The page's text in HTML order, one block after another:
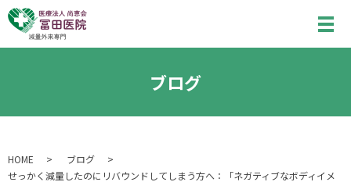
ブログ
HOME
ブログ
せっかく減量したのにリバウンドしてしまう方へ：「ネガティブなボディイメ